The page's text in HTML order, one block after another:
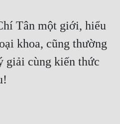
khoa, cũng thường
giải cùng kiến thức